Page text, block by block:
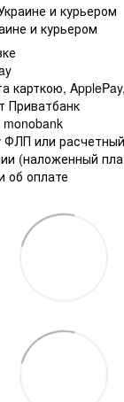
и курьером
и курьером
карткою,
Приватбанк
ФЛП или
(наложенный
об оплате